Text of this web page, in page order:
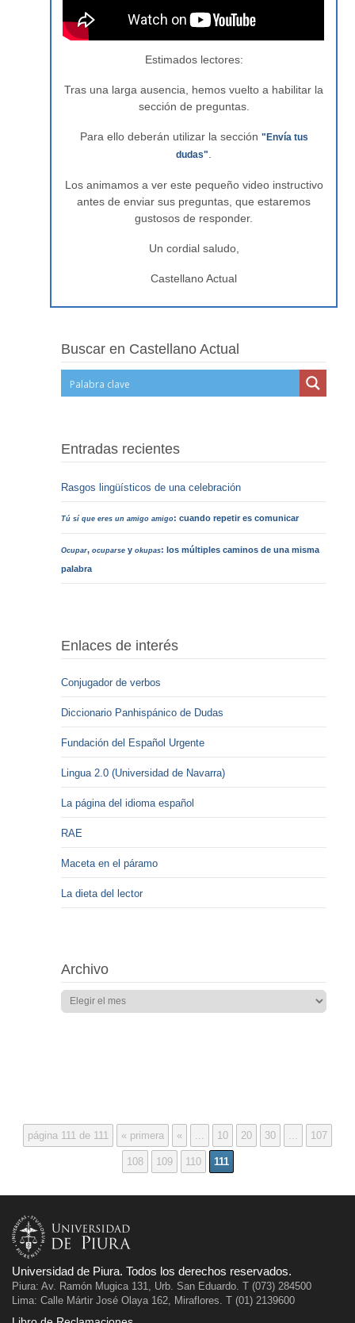
Estimados lectores:
Tras una larga ausencia, hemos vuelto a habilitar la
sección de preguntas.
Para ello deberán utilizar la sección "Envía tus
dudas"
Los animamos a ver este pequeño video instructivo
antes de enviar sus preguntas, que estaremos
gustosos de responder.
Un cordial saludo,
Castellano Actual
Buscar en Castellano Actual
Entradas recientes
Rasgos lingüísticos de una celebración
Tú sí que eres un amigo amigo: cuando repetir es comunicar
Ocupar,ocuparse yokupas: los múltiples caminos de una misma
palabra
Enlaces de interés
Conjugador de verbos
Diccionario Panhispánico de Dudas
Fundación del Español Urgente
Lingua 2.0 (Universidad de Navarra)
La página del idioma español
RAE
Maceta en el páramo
La dieta del lector
Archivo
página 111 de 111 « primera « ... 10 20 30 ... 107
108 109 110 111
Universidad de Piura. Todos los derechos reservados.
Piura: Av. Ramón Mugica 131, Urb. San Eduardo. T (073) 284500
Lima: Calle Mártir José Olaya 162, Miraflores. T (01) 2139600